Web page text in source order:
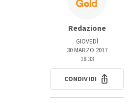
Redazione
GIOVEDÌ
30 MARZO 2017
18:33
CONDIVIDI